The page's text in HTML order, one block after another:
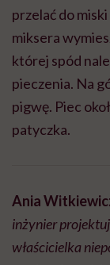
przelać do
miksera
której spód
pieczenia. Na
pigwę. Piec
patyczka.
Ania
inżynier
właścicielka